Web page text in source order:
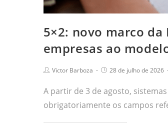
5×2: novo marco
empresas ao
Victor Barboza 28 de julho de 2026
A partir de 3 de agosto,
obrigatoriamente os campos